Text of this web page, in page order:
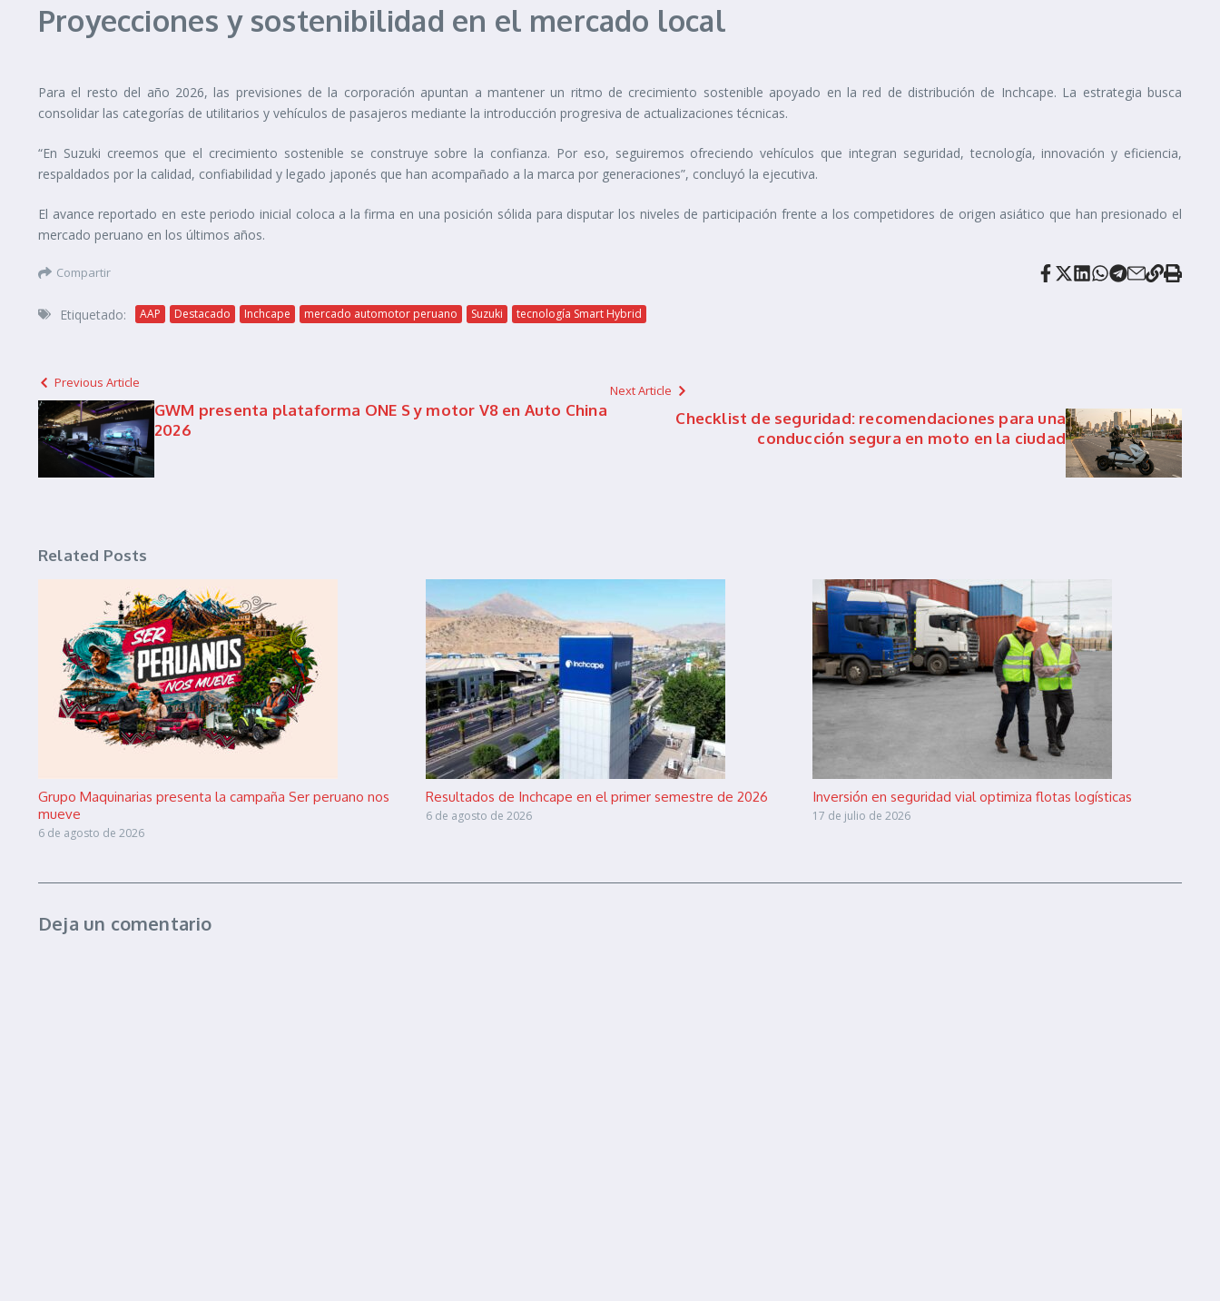
Proyecciones y sostenibilidad en el mercado local
Para el resto del año 2026, las previsiones de la corporación apuntan a mantener un ritmo de crecimiento sostenible apoyado en la red de distribución de Inchcape. La estrategia busca
consolidar las categorías de utilitarios y vehículos de pasajeros mediante la introducción progresiva de actualizaciones técnicas.
“En Suzuki creemos que el crecimiento sostenible se construye sobre la confianza. Por eso, seguiremos ofreciendo vehículos que integran seguridad, tecnología, innovación y eficiencia,
respaldados por la calidad, confiabilidad y legado japonés que han acompañado a la marca por generaciones”, concluyó la ejecutiva.
El avance reportado en este periodo inicial coloca a la firma en una posición sólida para disputar los niveles de participación frente a los competidores de origen asiático que han presionado el
mercado peruano en los últimos años.
Compartir
Etiquetado: AAP Destacado Inchcape mercado automotor peruano Suzuki tecnología Smart Hybrid
Previous Article
GWM presenta plataforma ONE S y motor V8 en Auto China
2026
Next Article
Checklist de seguridad: recomendaciones para una
conducción segura en moto en la ciudad
Related Posts
Grupo Maquinarias presenta la campaña Ser peruano nos
mueve
6 de agosto de 2026
Resultados de Inchcape en el primer semestre de 2026
6 de agosto de 2026
Inversión en seguridad vial optimiza flotas logísticas
17 de julio de 2026
Deja un comentario